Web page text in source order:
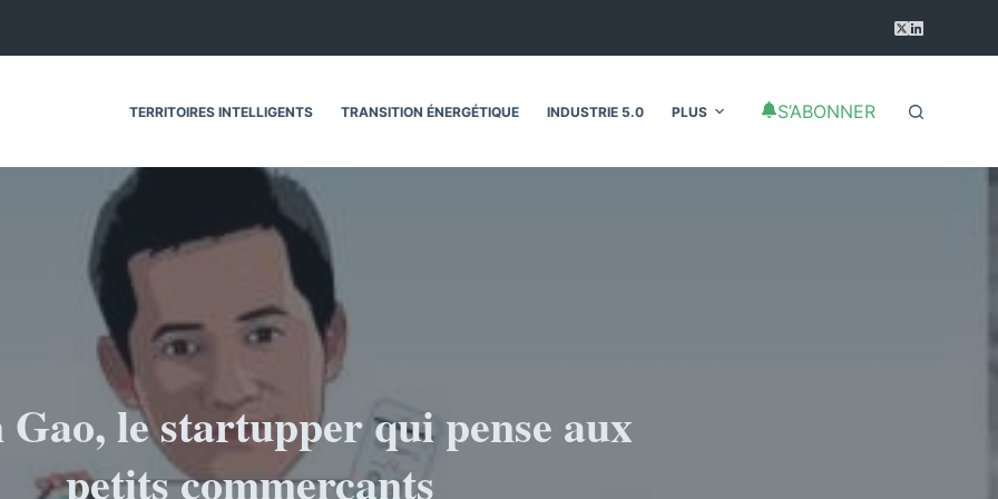
TERRITOIRES INTELLIGENTS TRANSITION ÉNERGÉTIQUE INDUSTRIE 5.0 PLUS S’ABONNER
le startupper qui pense aux
petits commerçants